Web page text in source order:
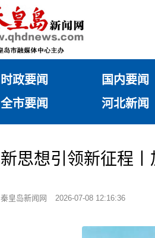
时政要闻 国内要闻
全市要闻
河北新闻
新思想引领新征程
秦皇岛新闻网 2026-07-08 12:16:36